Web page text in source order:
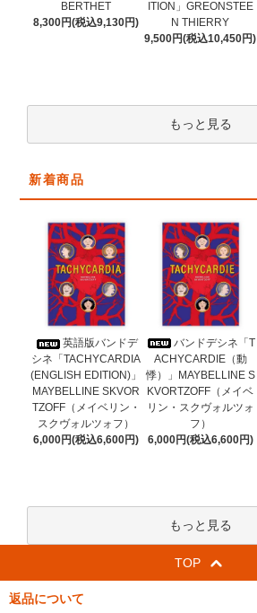
BERTHET
8,300円(税込9,130円)
ITION」GREONSTEE
N THIERRY
9,500円(税込10,450円)
もっと見る
新着商品
英語版バンドデ
シネ「TACHYCARDIA
(ENGLISH EDITION)」
MAYBELLINE SKVOR
TZOFF（メイベリン・
スクヴォルツォフ）
6,000円(税込6,600円)
バンドデシネ「T
ACHYCARDIE（動
悸）」MAYBELLINE S
KVORTZOFF（メイベ
リン・スクヴォルツォ
フ）
6,000円(税込6,600円)
もっと見る
TOP
返品について